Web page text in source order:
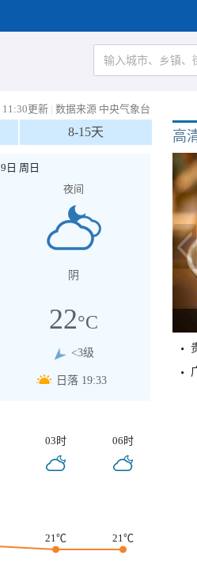
11:30更新 | 数据来源 中央气象台
8-15天
9日 周日
夜间
阴
22°C
<3级
日落 19:33
03时 06时
21℃ 21℃
高